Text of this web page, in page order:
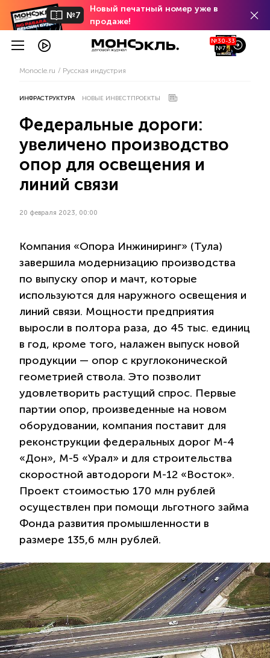
№7
Новый печатный номер уже в
продаже!
№30-33
№7
Monocle.ru Русская индустрия
ИНФРАСТРУКТУРА НОВЫЕ ИНВЕСТПРОЕКТЫ
Федеральные дороги:
увеличено производство
опор для освещения и
линий связи
20 февраля 2023, 00:00
Компания «Опора Инжиниринг» (Тула)
завершила модернизацию производства
по выпуску опор и мачт, которые
используются для наружного освещения и
линий связи. Мощности предприятия
выросли в полтора раза, до 45 тыс. единиц
в год, кроме того, налажен выпуск новой
продукции — опор с круглоконической
геометрией ствола. Это позволит
удовлетворить растущий спрос. Первые
партии опор, произведенные на новом
оборудовании, компания поставит для
реконструкции федеральных дорог М-4
«Дон», М-5 «Урал» и для строительства
скоростной автодороги М-12 «Восток».
Проект стоимостью 170 млн рублей
осуществлен при помощи льготного займа
Фонда развития промышленности в
размере 135,6 млн рублей.